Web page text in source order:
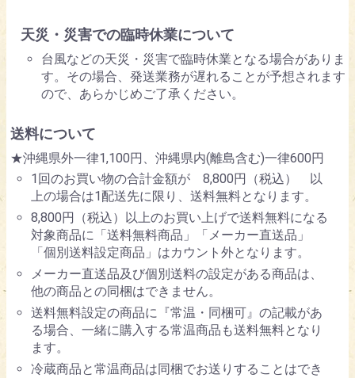
天災・災害での臨時休業について
台風などの天災・災害で臨時休業となる場合がありま
す。その場合、発送業務が遅れることが予想されます
ので、あらかじめご了承ください。
送料について
★沖縄県外一律1,100円、沖縄県内(離島含む)一律600円
1回のお買い物の合計金額が 8,800円（税込） 以
上の場合は1配送先に限り、送料無料となります。
8,800円（税込）以上のお買い上げで送料無料になる
対象商品に「送料無料商品」「メーカー直送品」
「個別送料設定商品」はカウント外となります。
メーカー直送品及び個別送料の設定がある商品は、
他の商品との同梱はできません。
送料無料設定の商品に『常温・同梱可』の記載があ
る場合、一緒に購入する常温商品も送料無料となり
ます。
冷蔵商品と常温商品は同梱でお送りすることはでき